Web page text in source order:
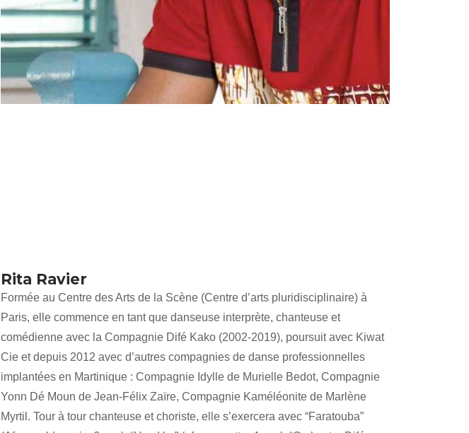
Rita Ravier
Formée au Centre des Arts de la Scène (Centre d’arts pluridisciplinaire) à
Paris, elle commence en tant que danseuse interprète, chanteuse et
comédienne avec la Compagnie Difé Kako (2002-2019), poursuit avec Kiwat
Cie et depuis 2012 avec d’autres compagnies de danse professionnelles
implantées en Martinique : Compagnie Idylle de Murielle Bedot, Compagnie
Yonn Dé Moun de Jean-Félix Zaïre, Compagnie Kaméléonite de Marlène
Myrtil. Tour à tour chanteuse et choriste, elle s’exercera avec “Faratouba”